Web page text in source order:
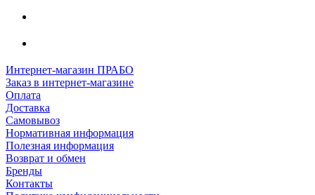
Интернет-магазин ПРАБО
Заказ в интернет-магазине
Оплата
Доставка
Самовывоз
Нормативная информация
Полезная информация
Возврат и обмен
Бренды
Контакты